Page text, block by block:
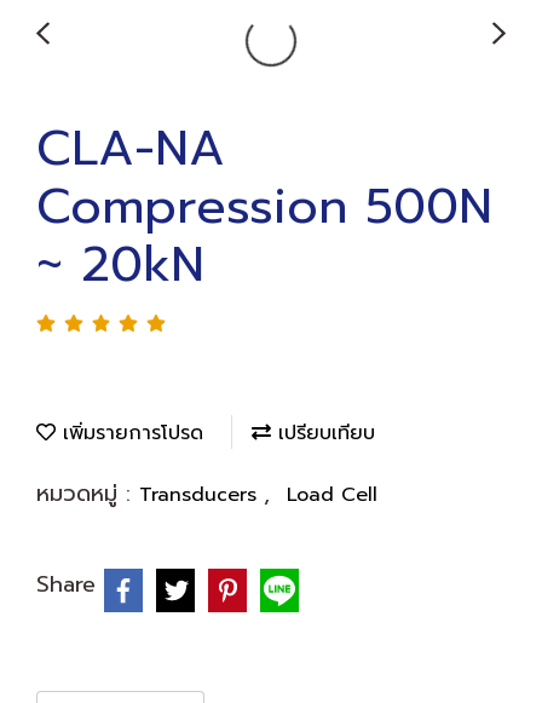
CLA-NA
Compression 500N
~ 20kN
เพิ่มรายการโปรด เปรียบเทียบ
หมวดหมู่ : Transducers , Load Cell
Share